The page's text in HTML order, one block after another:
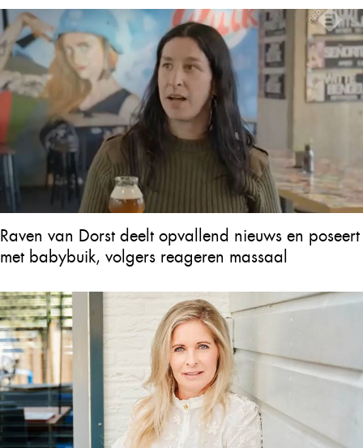
Raven van Dorst deelt opvallend nieuws en poseert
met babybuik, volgers reageren massaal